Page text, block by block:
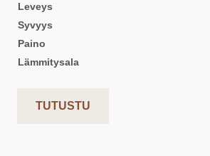
Leveys
Syvyys
Paino
Lämmitysala
TUTUSTU